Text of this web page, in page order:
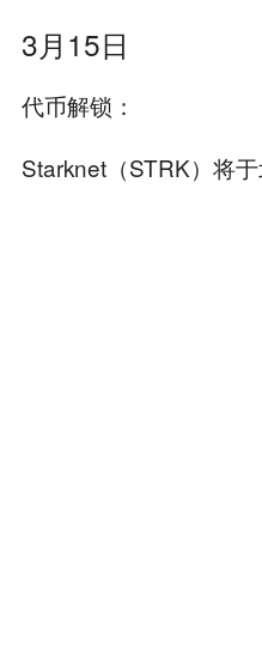
3月15日
代币解锁：
Starknet（STRK）将